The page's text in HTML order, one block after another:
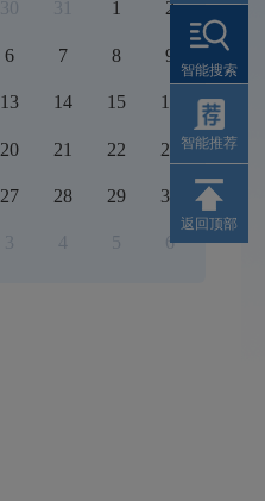
30 31 1 2
6 7 8 9
13 14 15 16
20 21 22 23
27 28 29 30
3 4 5 6
智能搜索
智能推荐
返回顶部